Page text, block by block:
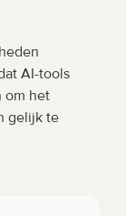
AI-tools
om het
gelijk te